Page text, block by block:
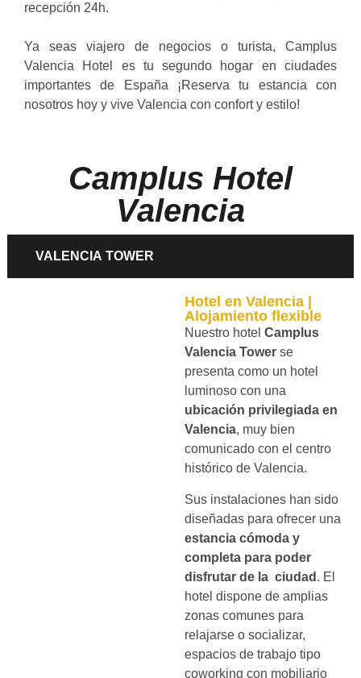
recepción 24h.
Ya seas viajero de negocios o turista, Camplus
Valencia Hotel es tu segundo hogar en ciudades
importantes de España ¡Reserva tu estancia con
nosotros hoy y vive Valencia con confort y estilo!
Camplus Hotel
Valencia
VALENCIA TOWER
Hotel en Valencia |
Alojamiento flexible
Nuestro hotel Camplus
Valencia Towerse
presenta como un hotel
luminoso con una
ubicación privilegiada en
Valencia, muy bien
comunicado con el centro
histórico de Valencia.
Sus instalaciones han sido
diseñadas para ofrecer una
estancia cómoda y
completa para poder
disfrutar de la ciudad . El
hotel dispone de amplias
zonas comunes para
relajarse o socializar,
espacios de trabajo tipo
coworking con mobiliario